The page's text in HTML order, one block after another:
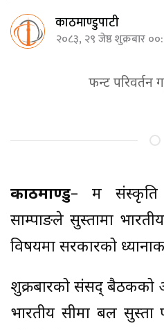
काठमाण्डुपाटी
२०८३, २९ जेष्ठ शुक्रबार
फन्ट परिवर्तन
काठमाण्डु– श्रम संस्कृति
साम्पाङले सुस्तामा
विषयमा सरकारको
शुक्रबारको संसद्
भारतीय सीमा बल सुस्ता